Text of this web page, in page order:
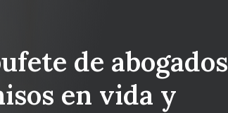
de abogados
en vida y